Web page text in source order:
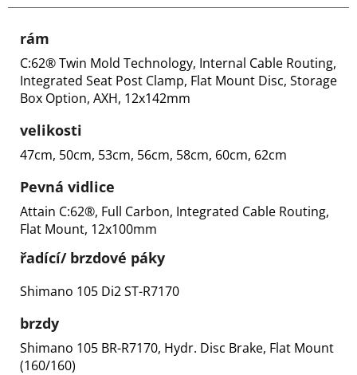
rám
C:62® Twin Mold Technology, Internal Cable Routing,
Integrated Seat Post Clamp, Flat Mount Disc, Storage
Box Option, AXH, 12x142mm
velikosti
47cm, 50cm, 53cm, 56cm, 58cm, 60cm, 62cm
Pevná vidlice
Attain C:62®, Full Carbon, Integrated Cable Routing,
Flat Mount, 12x100mm
řadící/ brzdové páky
Shimano 105 Di2 ST-R7170
brzdy
Shimano 105 BR-R7170, Hydr. Disc Brake, Flat Mount
(160/160)